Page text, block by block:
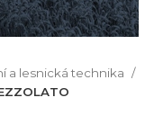
a lesnická technika